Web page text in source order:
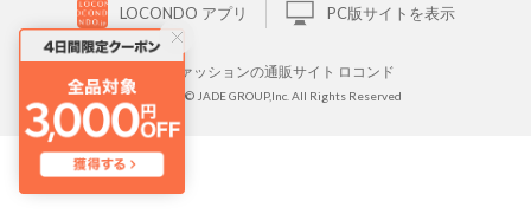
LOCONDO アプリ PC版サイトを表示
靴とファッションの通販サイト ロコンド
Copyright © JADE GROUP,Inc. All Rights Reserved